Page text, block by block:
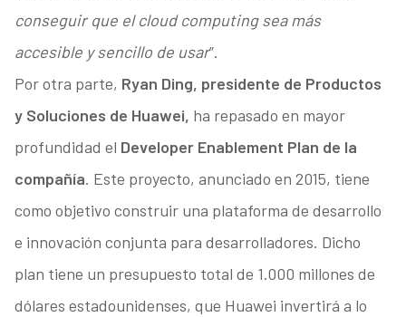
conseguir que el cloud computing sea más
accesible y sencillo de usar”.
Por otra parte, Ryan Ding, presidente de Productos
y Soluciones de Huawei, ha repasado en mayor
profundidad el Developer Enablement Plan de la
compañía. Este proyecto, anunciado en 2015, tiene
como objetivo construir una plataforma de desarrollo
e innovación conjunta para desarrolladores. Dicho
plan tiene un presupuesto total de 1.000 millones de
dólares estadounidenses, que Huawei invertirá a lo